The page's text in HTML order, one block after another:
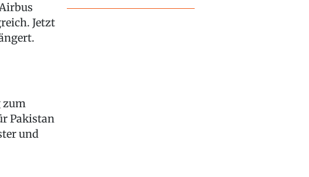
Jetzt
zum
Pakistan
und